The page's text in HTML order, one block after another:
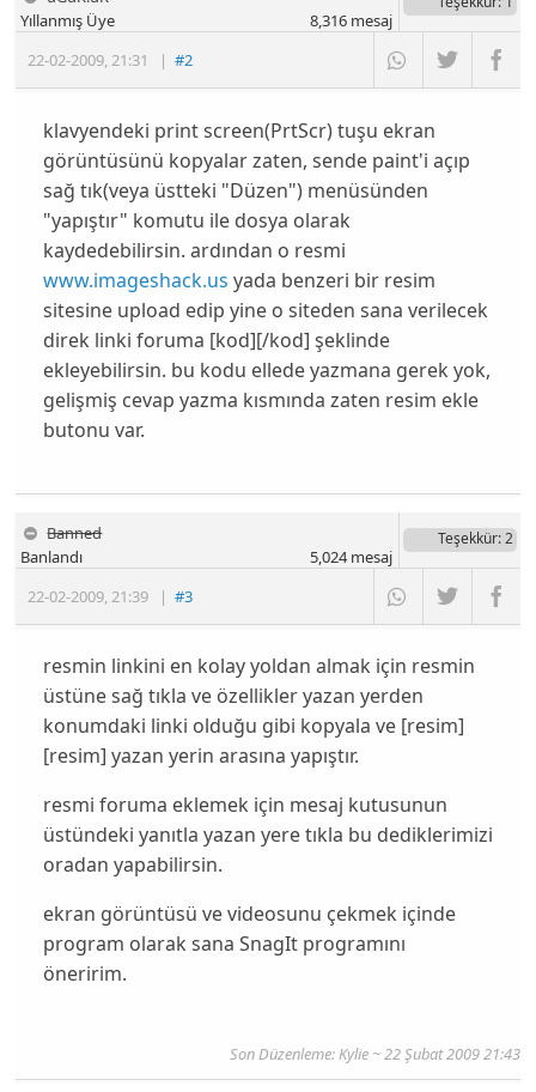
22-02-2009,21:31 |#2
Yıllanmış Üye 8,316mesaj
klavyendeki print screen(PrtScr) tuşu ekran
görüntüsünü kopyalar zaten, sende paint'i açıp
sağ tık(veya üstteki "Düzen") menüsünden
"yapıştır" komutu ile dosya olarak
kaydedebilirsin. ardından o resmi
www.imageshack.us yada benzeri bir resim
sitesine upload edip yine o siteden sana verilecek
direk linki foruma [kod][/kod] şeklinde
ekleyebilirsin. bu kodu ellede yazmana gerek yok,
gelişmiş cevap yazma kısmında zaten resim ekle
butonu var.
Banned
22-02-2009,21:39 |#3
Banlandı
Teşekkür: 2
5,024mesaj
resmin linkini en kolay yoldan almak için resmin
üstüne sağ tıkla ve özellikler yazan yerden
konumdaki linki olduğu gibi kopyala ve [resim]
[resim] yazan yerin arasına yapıştır.
resmi foruma eklemek için mesaj kutusunun
üstündeki yanıtla yazan yere tıkla bu dediklerimizi
oradan yapabilirsin.
ekran görüntüsü ve videosunu çekmek içinde
program olarak sana SnagIt programını
öneririm.
Son Düzenleme: Kylie ~ 22 Şubat 2009 21:43